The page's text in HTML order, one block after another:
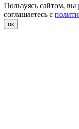
Пользуясь сайтом, вы
соглашаетесь с
ок